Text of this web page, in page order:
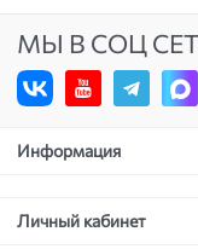
МЫ В СОЦ
Информация
Личный кабинет